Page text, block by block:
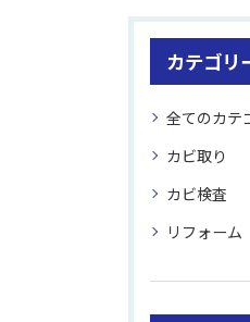
カテゴリ
全てのカテ
カビ取り
カビ検査
リフォーム